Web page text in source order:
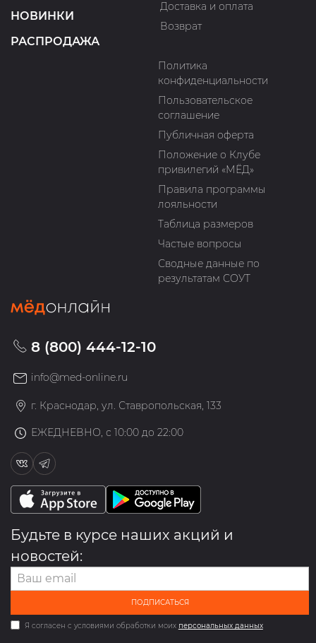
НОВИНКИ
РАСПРОДАЖА
Доставка и оплата
Возврат
Политика
конфиденциальности
Пользовательское
соглашение
Публичная оферта
Положение о Клубе
привилегий «МЁД»
Правила программы
лояльности
Таблица размеров
Частые вопросы
Сводные данные по
результатам СОУТ
8 (800) 444-12-10
info@med-online.ru
г. Краснодар, ул. Ставропольская, 133
ЕЖЕДНЕВНО, с 10:00 до 22:00
Будьте в курсе наших акций и
новостей:
ПОДПИСАТЬСЯ
Я согласен с условиями обработки моих персональных данных